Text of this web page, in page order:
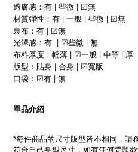
透膚感：有 | 些微 | ☑無
材質彈性：有 | 一般 | 些微 | ☑無
裏布：有 | ☑無
光澤感：有 | ☑些微 | 無
布料厚度： 輕薄 | ☑一般 | 中等 | 厚
版型：貼身 | 合身 | ☑寬版
口袋： ☑有 | 無
單品介紹
*每件商品的尺寸版型皆不相同，請
符合自己身型尺寸，如有任何問題